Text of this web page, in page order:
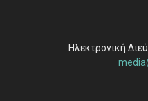
Ηλεκτρονική